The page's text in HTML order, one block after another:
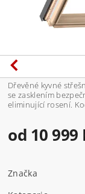
Dřevěné kyvné
se zasklením
eliminující rosení.
od 10 999
Značka